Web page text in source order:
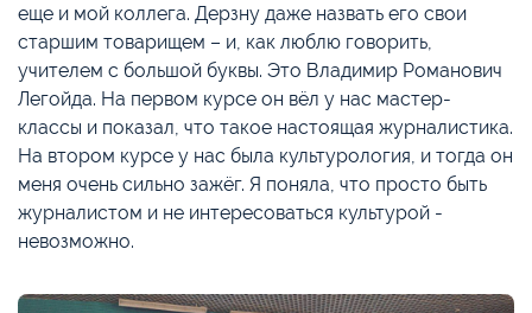
еще и мой коллега. Дерзну даже назвать его свои
старшим товарищем – и, как люблю говорить,
учителем с большой буквы. Это Владимир Романович
Легойда. На первом курсе он вёл у нас мастер-
классы и показал, что такое настоящая журналистика.
На втором курсе у нас была культурология, и тогда он
меня очень сильно зажёг. Я поняла, что просто быть
журналистом и не интересоваться культурой -
невозможно.